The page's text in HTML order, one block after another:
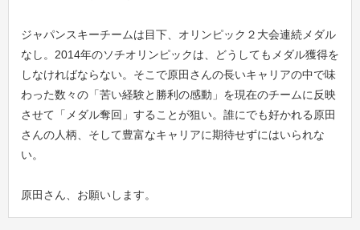
ジャパンスキーチームは目下、オリンピック２大会連続メダル
なし。2014年のソチオリンピックは、どうしてもメダル獲得を
しなければならない。そこで原田さんの長いキャリアの中で味
わった数々の「苦い経験と勝利の感動」を現在のチームに反映
させて「メダル奪回」することが狙い。誰にでも好かれる原田
さんの人柄、そして豊富なキャリアに期待せずにはいられな
い。
原田さん、お願いします。